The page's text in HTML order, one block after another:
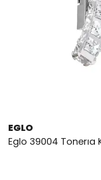
EGLO
Eglo 39004 Tonerıa